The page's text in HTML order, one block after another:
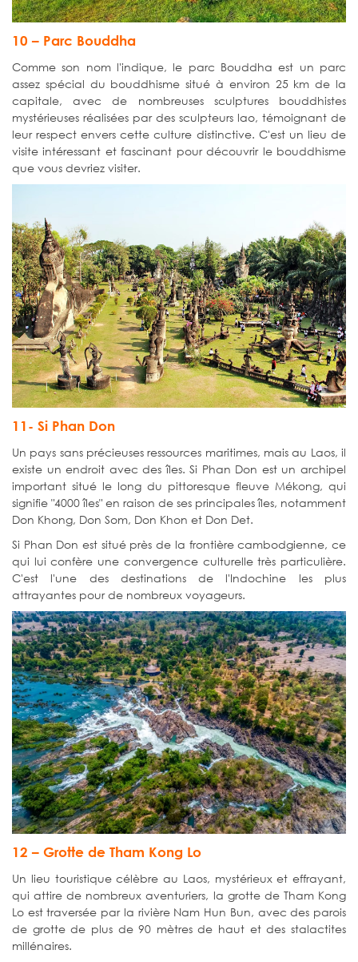
10 – Parc Bouddha
Comme son nom l'indique, le parc Bouddha est un parc
assez spécial du bouddhisme situé à environ 25 km de la
capitale, avec de nombreuses sculptures bouddhistes
mystérieuses réalisées par des sculpteurs lao, témoignant de
leur respect envers cette culture distinctive. C'est un lieu de
visite intéressant et fascinant pour découvrir le bouddhisme
que vous devriez visiter.
11- Si Phan Don
Un pays sans précieuses ressources maritimes, mais au Laos, il
existe un endroit avec des îles. Si Phan Don est un archipel
important situé le long du pittoresque fleuve Mékong, qui
signifie "4000 îles" en raison de ses principales îles, notamment
Don Khong, Don Som, Don Khon et Don Det.
Si Phan Don est situé près de la frontière cambodgienne, ce
qui lui confère une convergence culturelle très particulière.
C'est l'une des destinations de l'Indochine les plus
attrayantes pour de nombreux voyageurs.
12 – Grotte de Tham Kong Lo
Un lieu touristique célèbre au Laos, mystérieux et effrayant,
qui attire de nombreux aventuriers, la grotte de Tham Kong
Lo est traversée par la rivière Nam Hun Bun, avec des parois
de grotte de plus de 90 mètres de haut et des stalactites
millénaires.